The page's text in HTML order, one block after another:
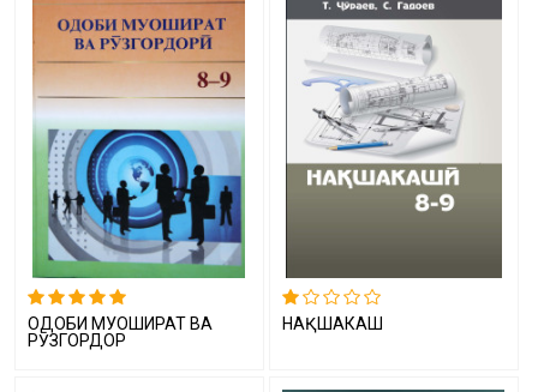
ОДОБИ МУОШИРАТ ВА
РӮЗГОРДОРӢ
НАҚШАКАШӢ